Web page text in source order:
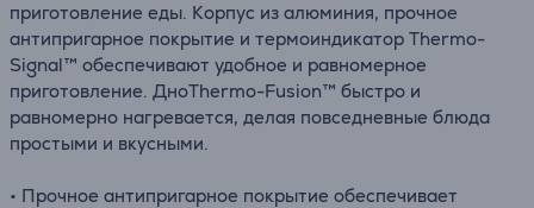
приготовление еды. Корпус из алюминия, прочное
антипригарное покрытие и термоиндикатор Thermo-
Signal™ обеспечивают удобное и равномерное
приготовление. ДноThermo-Fusion™ быстро и
равномерно нагревается, делая повседневные блюда
простыми и вкусными.
• Прочное антипригарное покрытие обеспечивает